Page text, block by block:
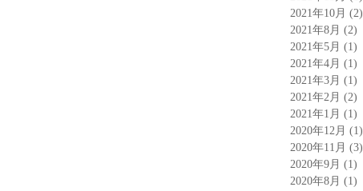
2021年10月 (2)
2021年8月 (2)
2021年5月 (1)
2021年4月 (1)
2021年3月 (1)
2021年2月 (2)
2021年1月 (1)
2020年12月 (1)
2020年11月 (3)
2020年9月 (1)
2020年8月 (1)